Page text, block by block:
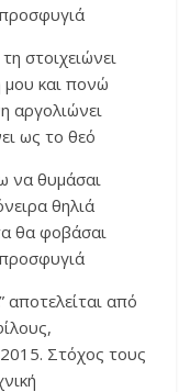
στοιχειώνει
μου και πονώ
αργολιώνει
ως το θεό
να θυμάσαι
θηλιά
θα φοβάσαι
αποτελείται από
Στόχος τους